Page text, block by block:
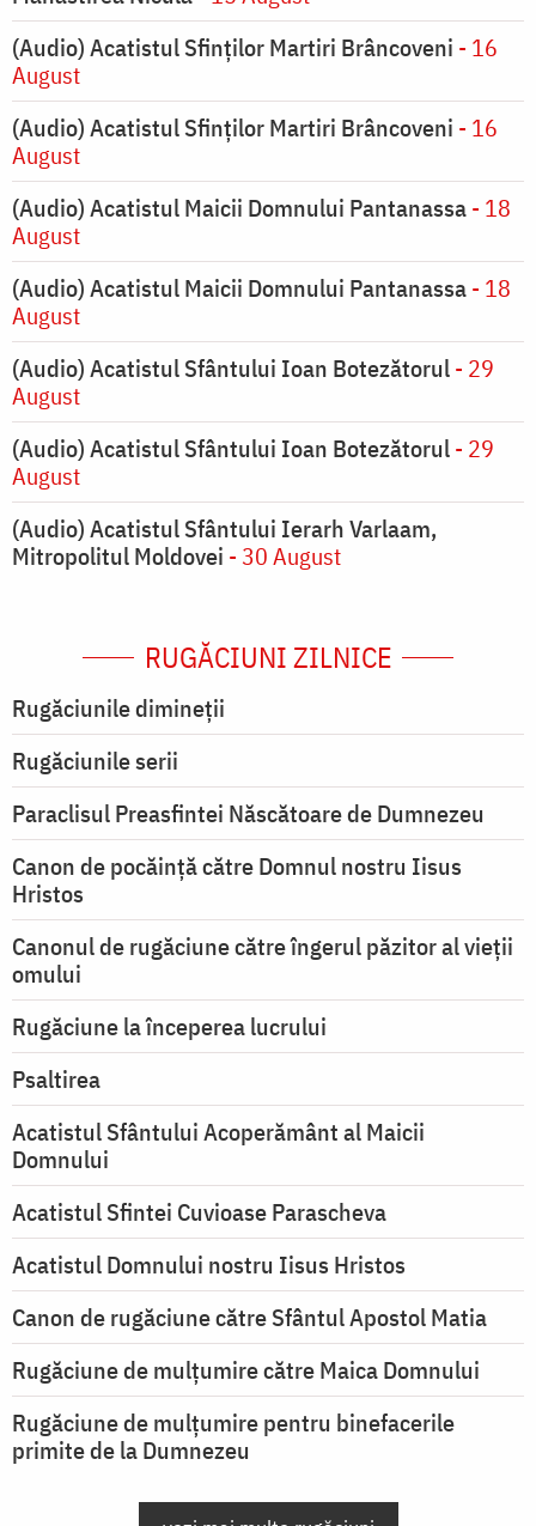
(Audio) Acatistul Sfinților Martiri Brâncoveni - 16
August
(Audio) Acatistul Sfinților Martiri Brâncoveni - 16
August
(Audio) Acatistul Maicii Domnului Pantanassa- 18
August
(Audio) Acatistul Maicii Domnului Pantanassa- 18
August
(Audio) Acatistul Sfântului Ioan Botezătorul- 29
August
(Audio) Acatistul Sfântului Ioan Botezătorul- 29
August
(Audio) Acatistul Sfântului Ierarh Varlaam,
Mitropolitul Moldovei - 30 August
RUGĂCIUNI ZILNICE
Rugăciunile dimineții
Rugăciunile serii
Paraclisul Preasfintei Născătoare de Dumnezeu
Canon de pocăință către Domnul nostru Iisus
Hristos
Canonul de rugăciune către îngerul păzitor al vieții
omului
Rugăciune la începerea lucrului
Psaltirea
Acatistul Sfântului Acoperământ al Maicii
Domnului
Acatistul Sfintei Cuvioase Parascheva
Acatistul Domnului nostru Iisus Hristos
Canon de rugăciune către Sfântul Apostol Matia
Rugăciune de mulţumire către Maica Domnului
Rugăciune de mulțumire pentru binefacerile
primite de la Dumnezeu